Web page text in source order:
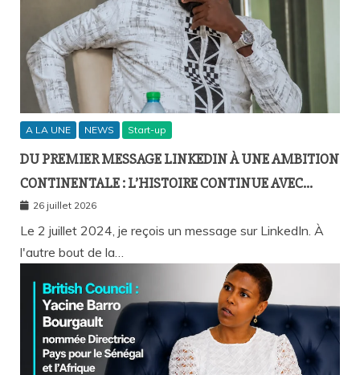
A LA UNE NEWS Start-up
DU PREMIER MESSAGE LINKEDIN À UNE AMBITION
CONTINENTALE : L’HISTOIRE CONTINUE AVEC
BIRAHIM FALL ET BICTORYS
26 juillet 2026
Le 2 juillet 2024, je reçois un message sur LinkedIn. À
l'autre bout de la…